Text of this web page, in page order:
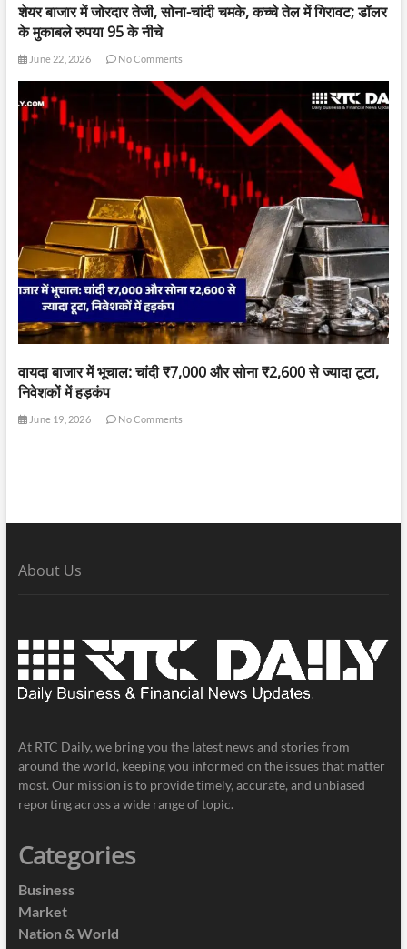
शेयर बाजार में जोरदार तेजी, सोना-चांदी चमके, कच्चे तेल में गिरावट; डॉलर
के मुकाबले रुपया 95 के नीचे
June 22, 2026 No Comments
वायदा बाजार में भूचाल: चांदी ₹7,000 और सोना ₹2,600 से ज्यादा टूटा,
निवेशकों में हड़कंप
June 19, 2026 No Comments
About Us
At RTC Daily, we bring you the latest news and stories from
around the world, keeping you informed on the issues that matter
most. Our mission is to provide timely, accurate, and unbiased
reporting across a wide range of topic.
Categories
Business
Market
Nation & World